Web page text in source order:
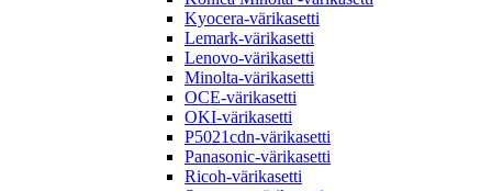
Kyocera-värikasetti
Lemark-värikasetti
Lenovo-värikasetti
Minolta-värikasetti
OCE-värikasetti
OKI-värikasetti
P5021cdn-värikasetti
Panasonic-värikasetti
Ricoh-värikasetti